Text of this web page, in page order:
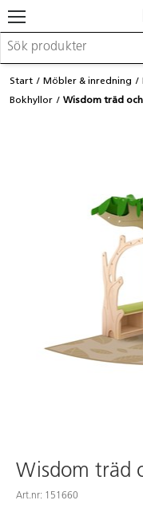
Möbler & inredning
Lekplatsutrustning &
Logga in / Registrera dig
Start Möbler & inredning
Bokhyllor
Wisdom träd
Wisdom träd
Art.nr: 151660